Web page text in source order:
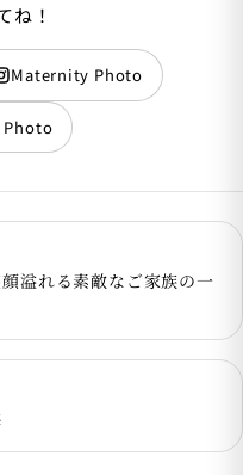
ね！
Maternity Photo
Photo
溢れる素敵なご家族の一